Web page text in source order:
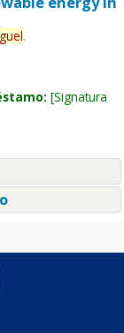
.
Signatura